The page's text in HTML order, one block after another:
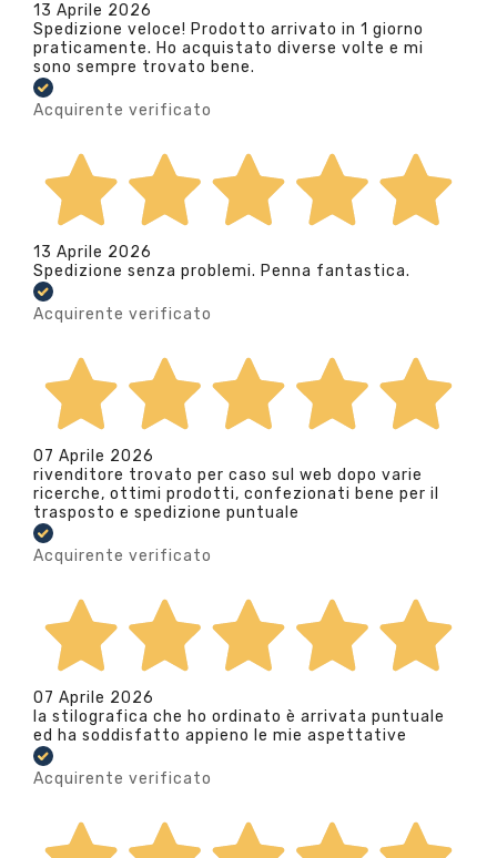
13 Aprile 2026
Spedizione veloce! Prodotto arrivato in 1 giorno
praticamente. Ho acquistato diverse volte e mi
sono sempre trovato bene.
Acquirente verificato
13 Aprile 2026
Spedizione senza problemi. Penna fantastica.
Acquirente verificato
07 Aprile 2026
rivenditore trovato per caso sul web dopo varie
ricerche, ottimi prodotti, confezionati bene per il
trasposto e spedizione puntuale
Acquirente verificato
07 Aprile 2026
la stilografica che ho ordinato è arrivata puntuale
ed ha soddisfatto appieno le mie aspettative
Acquirente verificato